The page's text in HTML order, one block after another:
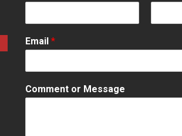
i
rEmail *
Comment or Message